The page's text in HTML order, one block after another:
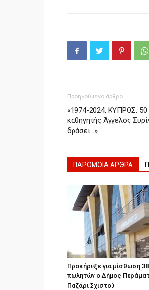
Προηγούμενο άρθρο
«1974-2024, ΚΥΠΡΟΣ: 50
καθηγητής Άγγελος
δράσει…»
ΠΑΡΟΜΟΙΑ ΑΡΘΡΑ
Προκήρυξε για μίσθωση 38
πωλητών ο Δήμος
Παζάρι Σχιστού